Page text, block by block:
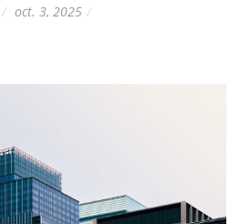
oct. 3, 2025